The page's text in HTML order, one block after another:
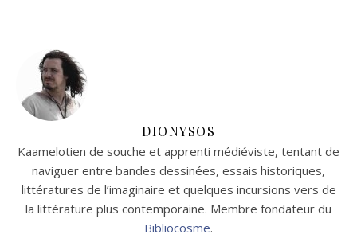
DIONYSOS
Kaamelotien de souche et apprenti médiéviste, tentant de
naviguer entre bandes dessinées, essais historiques,
littératures de l’imaginaire et quelques incursions vers de
la littérature plus contemporaine. Membre fondateur du
Bibliocosme.